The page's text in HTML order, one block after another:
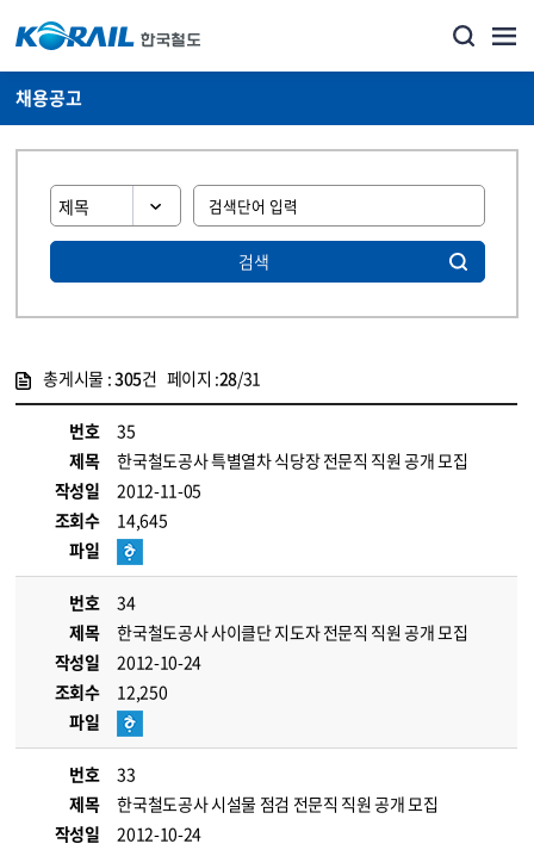
채용공고
검색
총게시물 :305건 페이지 :28/31
번호
35
제목
한국철도공사 특별열차 식당장 전문직 직원 공개 모집
작성일
2012-11-05
조회수
14,645
파일
번호
34
제목
한국철도공사 사이클단 지도자 전문직 직원 공개 모집
작성일
2012-10-24
조회수
12,250
파일
번호
33
제목
한국철도공사 시설물 점검 전문직 직원 공개 모집
작성일
2012-10-24